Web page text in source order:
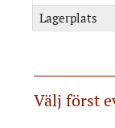
Lagerplats
Välj först